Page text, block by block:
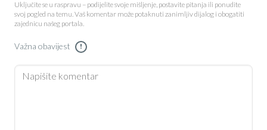
Uključite se u raspravu – podijelite svoje mišljenje, postavite pitanja ili ponudite
svoj pogled na temu. Vaš komentar može potaknuti zanimljiv dijalog i obogatiti
zajednicu našeg portala.
Važna obavijest !